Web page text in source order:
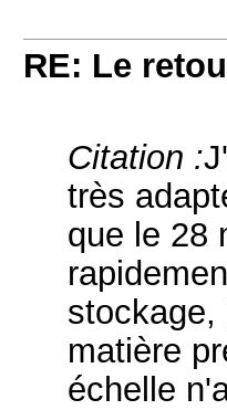
RE: Le
Citation :
très
que le 28
stockage,
matière
échelle